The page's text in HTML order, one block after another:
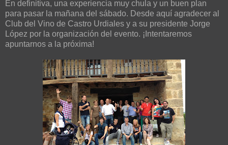
En definitiva, una experiencia muy chula y un buen plan
para pasar la mañana del sábado. Desde aquí agradecer al
Club del Vino de Castro Urdiales y a su presidente Jorge
López por la organización del evento. ¡Intentaremos
apuntarnos a la próxima!